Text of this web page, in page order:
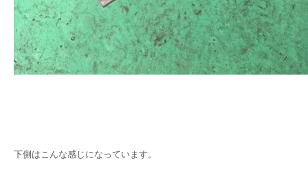
下側はこんな感じになっています。